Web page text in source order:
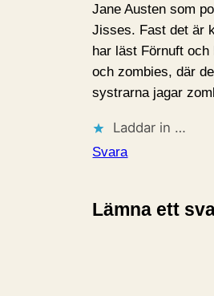
Jane Austen som
Jisses. Fast det är
har läst Förnuft och
och zombies, där
systrarna jagar
Laddar in …
Svara
Lämna ett